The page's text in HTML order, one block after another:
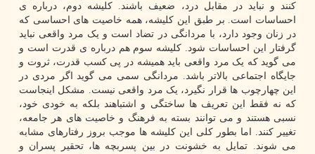
کنند و نباید در مقابل درد، ضعیف باشند. کلیشه دوم، درباره ی
احساسات است. بر طبق این کلیشه، همه خاصیت های احساسی که
در زنان وجود دارد، با مردانگی در تضاد است و یک مرد واقعی نباید
گرفتار این احساسات شود. کلیشه سوم هم درباره ی قدرت است و
می گوید که یک مرد واقعی باید همیشه در پی کسب قدرت، ثروت و
جایگاه اجتماعی بالاتر باشد. مردانگی سمی می گوید اگر مردی در
این چهارچوب ها قرار نگیرد، یک مرد واقعی نیست. مشکل اینجاست
که نه فقط این تعریف ها ساختگی و اشتباهند بلکه به خودی خود،
نسبی هستند و می توانند بسته به فرهنگ و خاصیت های هر جامعه،
تغییر کنند. اما بطور کلی این کلیشه ها موجب بروز رفتارهای مشابه
می شوند. تمایل به خشونت در بین پسربچه ها، تحقیر پسران و